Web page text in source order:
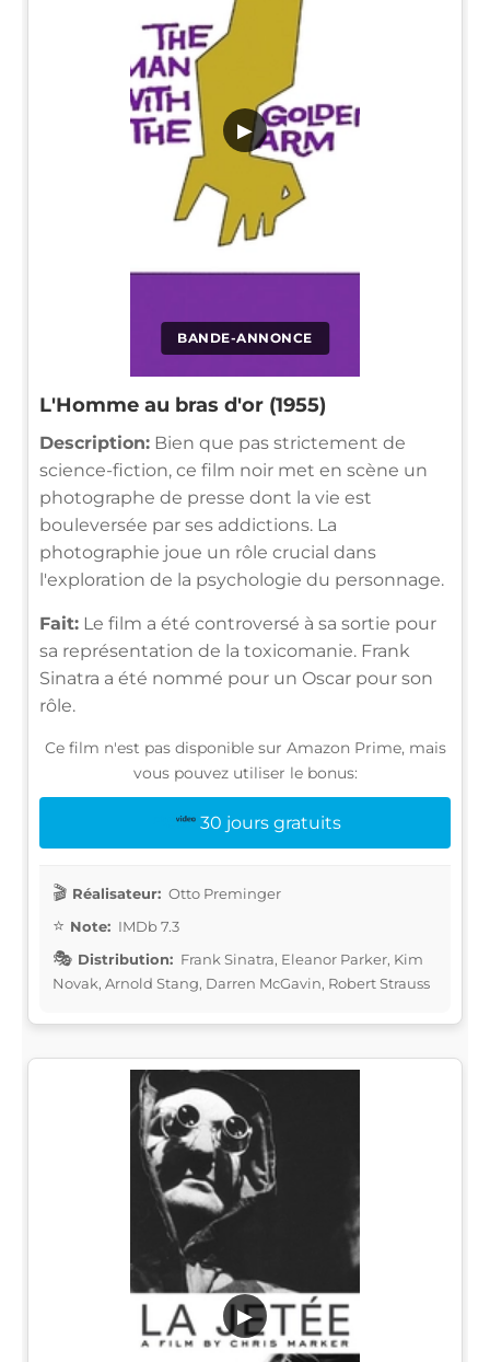
BANDE-ANNONCE
▶
L'Homme au bras d'or (1955)
Description: Bien que pas strictement de
science-fiction, ce film noir met en scène un
photographe de presse dont la vie est
bouleversée par ses addictions. La
photographie joue un rôle crucial dans
l'exploration de la psychologie du personnage.
Fait: Le film a été controversé à sa sortie pour
sa représentation de la toxicomanie. Frank
Sinatra a été nommé pour un Oscar pour son
rôle.
Ce film n'est pas disponible sur Amazon Prime, mais
vous pouvez utiliser le bonus:
30 jours gratuits
Réalisateur: Otto Preminger
Note: IMDb 7.3
Distribution: Frank Sinatra, Eleanor Parker, Kim
Novak, Arnold Stang, Darren McGavin, Robert Strauss
▶